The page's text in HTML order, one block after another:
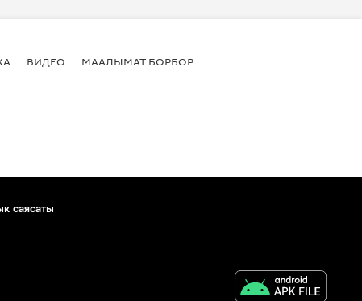
ВИДЕО МААЛЫМАТ БОРБОР
саясаты